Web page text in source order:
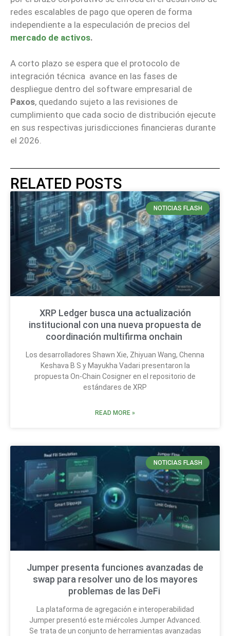
redes escalables de pago que operen de forma
independiente a la especulación de precios del
mercado de activos.
A corto plazo se espera que el protocolo de
integración técnica avance en las fases de
despliegue dentro del software empresarial de
Paxos, quedando sujeto a las revisiones de
cumplimiento que cada socio de distribución ejecute
en sus respectivas jurisdicciones financieras durante
el 2026.
RELATED POSTS
NOTICIAS FLASH
XRP Ledger busca una actualización
institucional con una nueva propuesta de
coordinación multifirma onchain
Los desarrolladores Shawn Xie, Zhiyuan Wang, Chenna
Keshava B S y Mayukha Vadari presentaron la
propuesta On-Chain Cosigner en el repositorio de
estándares de XRP
READ MORE »
NOTICIAS FLASH
Jumper presenta funciones avanzadas de
swap para resolver uno de los mayores
problemas de las DeFi
La plataforma de agregación e interoperabilidad
Jumper presentó este miércoles Jumper Advanced.
Se trata de un conjunto de herramientas avanzadas